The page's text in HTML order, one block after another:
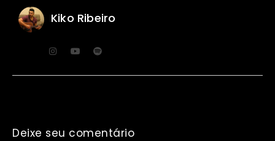
Kiko Ribeiro
Deixe seu comentário